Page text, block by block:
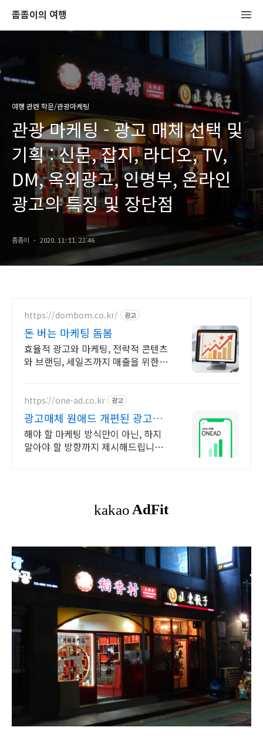
좀좀이의 여행
여행 관련 학문/관광마케팅
관광 마케팅 - 광고 매체 선택 및
기획 : 신문, 잡지, 라디오, TV,
DM, 옥외광고, 인명부, 온라인
광고의 특징 및 장단점
좀좀이 2020. 11. 11. 22:46
https://dombom.co.kr/ 광고
돈 버는 마케팅 돔봄
효율적 광고와 마케팅, 전략적 콘텐츠
와 브랜딩, 세일즈까지 매출을 위한
https://one-ad.co.kr 광고
광고매체 원애드 개편된 광고시
스템 테스팅완료
해야 할 마케팅 방식만이 아닌, 하지
말아야 할 방향까지 제시해드립니다.